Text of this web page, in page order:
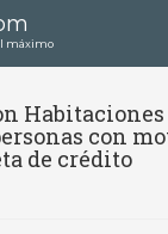
máximo
con
de crédito